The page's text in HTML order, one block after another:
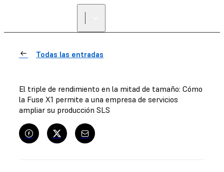
Todas las entradas
El triple de rendimiento en la mitad de tamaño: Cómo
la Fuse X1 permite a una empresa de servicios
ampliar su producción SLS